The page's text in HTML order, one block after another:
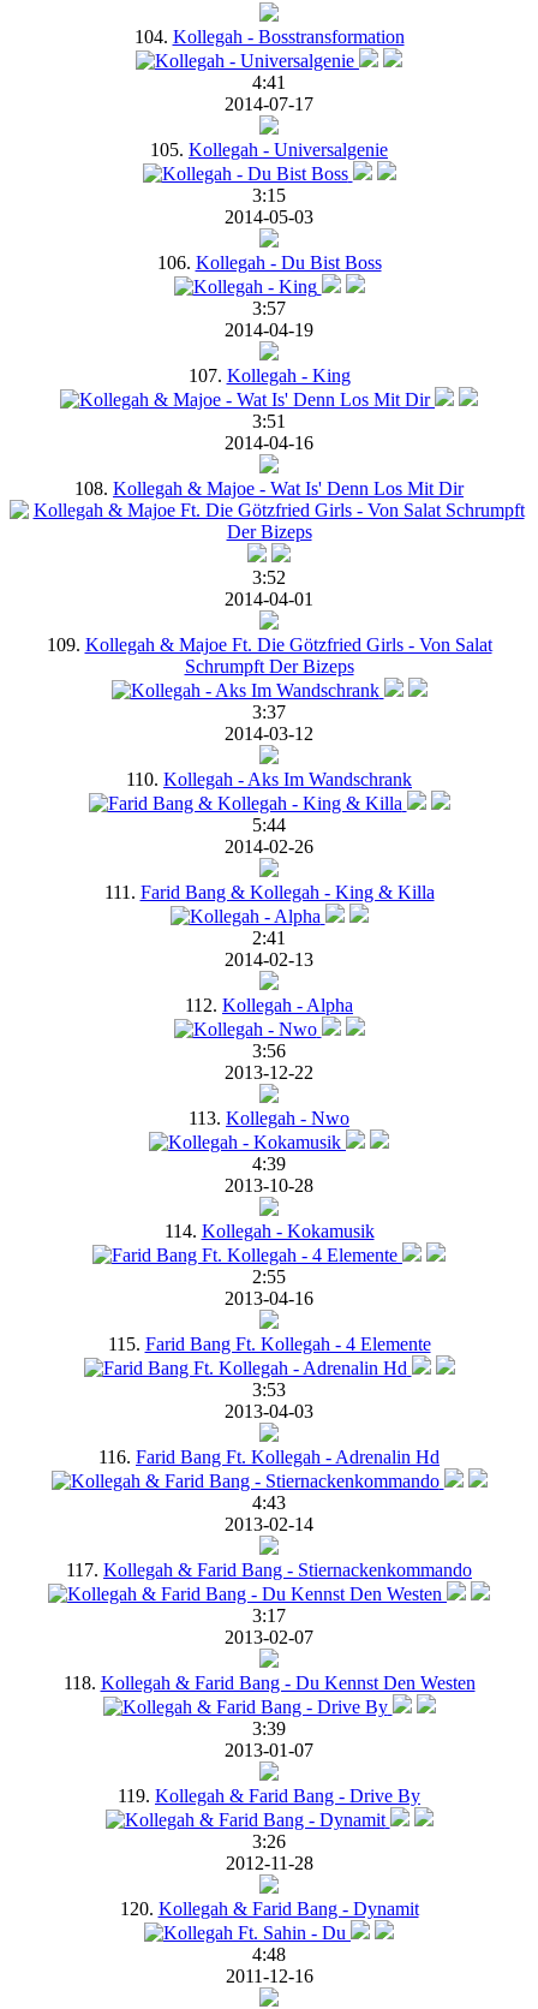
104. Kollegah - Bosstransformation
4:41
2014-07-17
105. Kollegah - Universalgenie
3:15
2014-05-03
106. Kollegah - Du Bist Boss
3:57
2014-04-19
107. Kollegah - King
3:51
2014-04-16
108. Kollegah & Majoe - Wat Is' Denn Los Mit Dir
3:52
2014-04-01
109. Kollegah & Majoe Ft. Die Götzfried Girls - Von Salat
Schrumpft Der Bizeps
3:37
2014-03-12
110. Kollegah - Aks Im Wandschrank
5:44
2014-02-26
111. Farid Bang & Kollegah - King & Killa
2:41
2014-02-13
112. Kollegah - Alpha
3:56
2013-12-22
113. Kollegah - Nwo
4:39
2013-10-28
114. Kollegah - Kokamusik
2:55
2013-04-16
115. Farid Bang Ft. Kollegah - 4 Elemente
3:53
2013-04-03
116. Farid Bang Ft. Kollegah - Adrenalin Hd
4:43
2013-02-14
117. Kollegah & Farid Bang - Stiernackenkommando
3:17
2013-02-07
118. Kollegah & Farid Bang - Du Kennst Den Westen
3:39
2013-01-07
119. Kollegah & Farid Bang - Drive By
3:26
2012-11-28
120. Kollegah & Farid Bang - Dynamit
4:48
2011-12-16